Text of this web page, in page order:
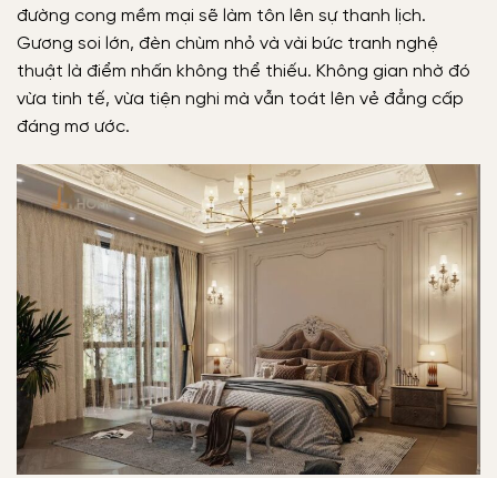
đường cong mềm mại sẽ làm tôn lên sự thanh lịch.
Gương soi lớn, đèn chùm nhỏ và vài bức tranh nghệ
thuật là điểm nhấn không thể thiếu. Không gian nhờ đó
vừa tinh tế, vừa tiện nghi mà vẫn toát lên vẻ đẳng cấp
đáng mơ ước.